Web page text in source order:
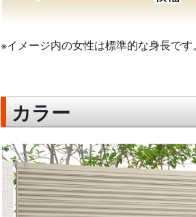
※イメージ内の女性は標準的な身長で
カラー